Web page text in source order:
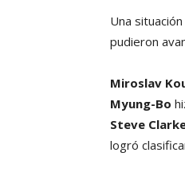
Una
pudieron
Miroslav
Myung-Bo
Steve
logró